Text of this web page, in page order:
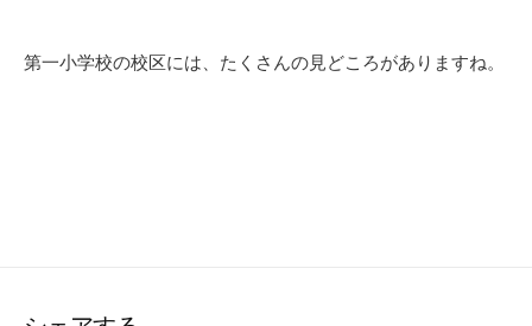
第一小学校の校区には、たくさんの見どころがありますね。